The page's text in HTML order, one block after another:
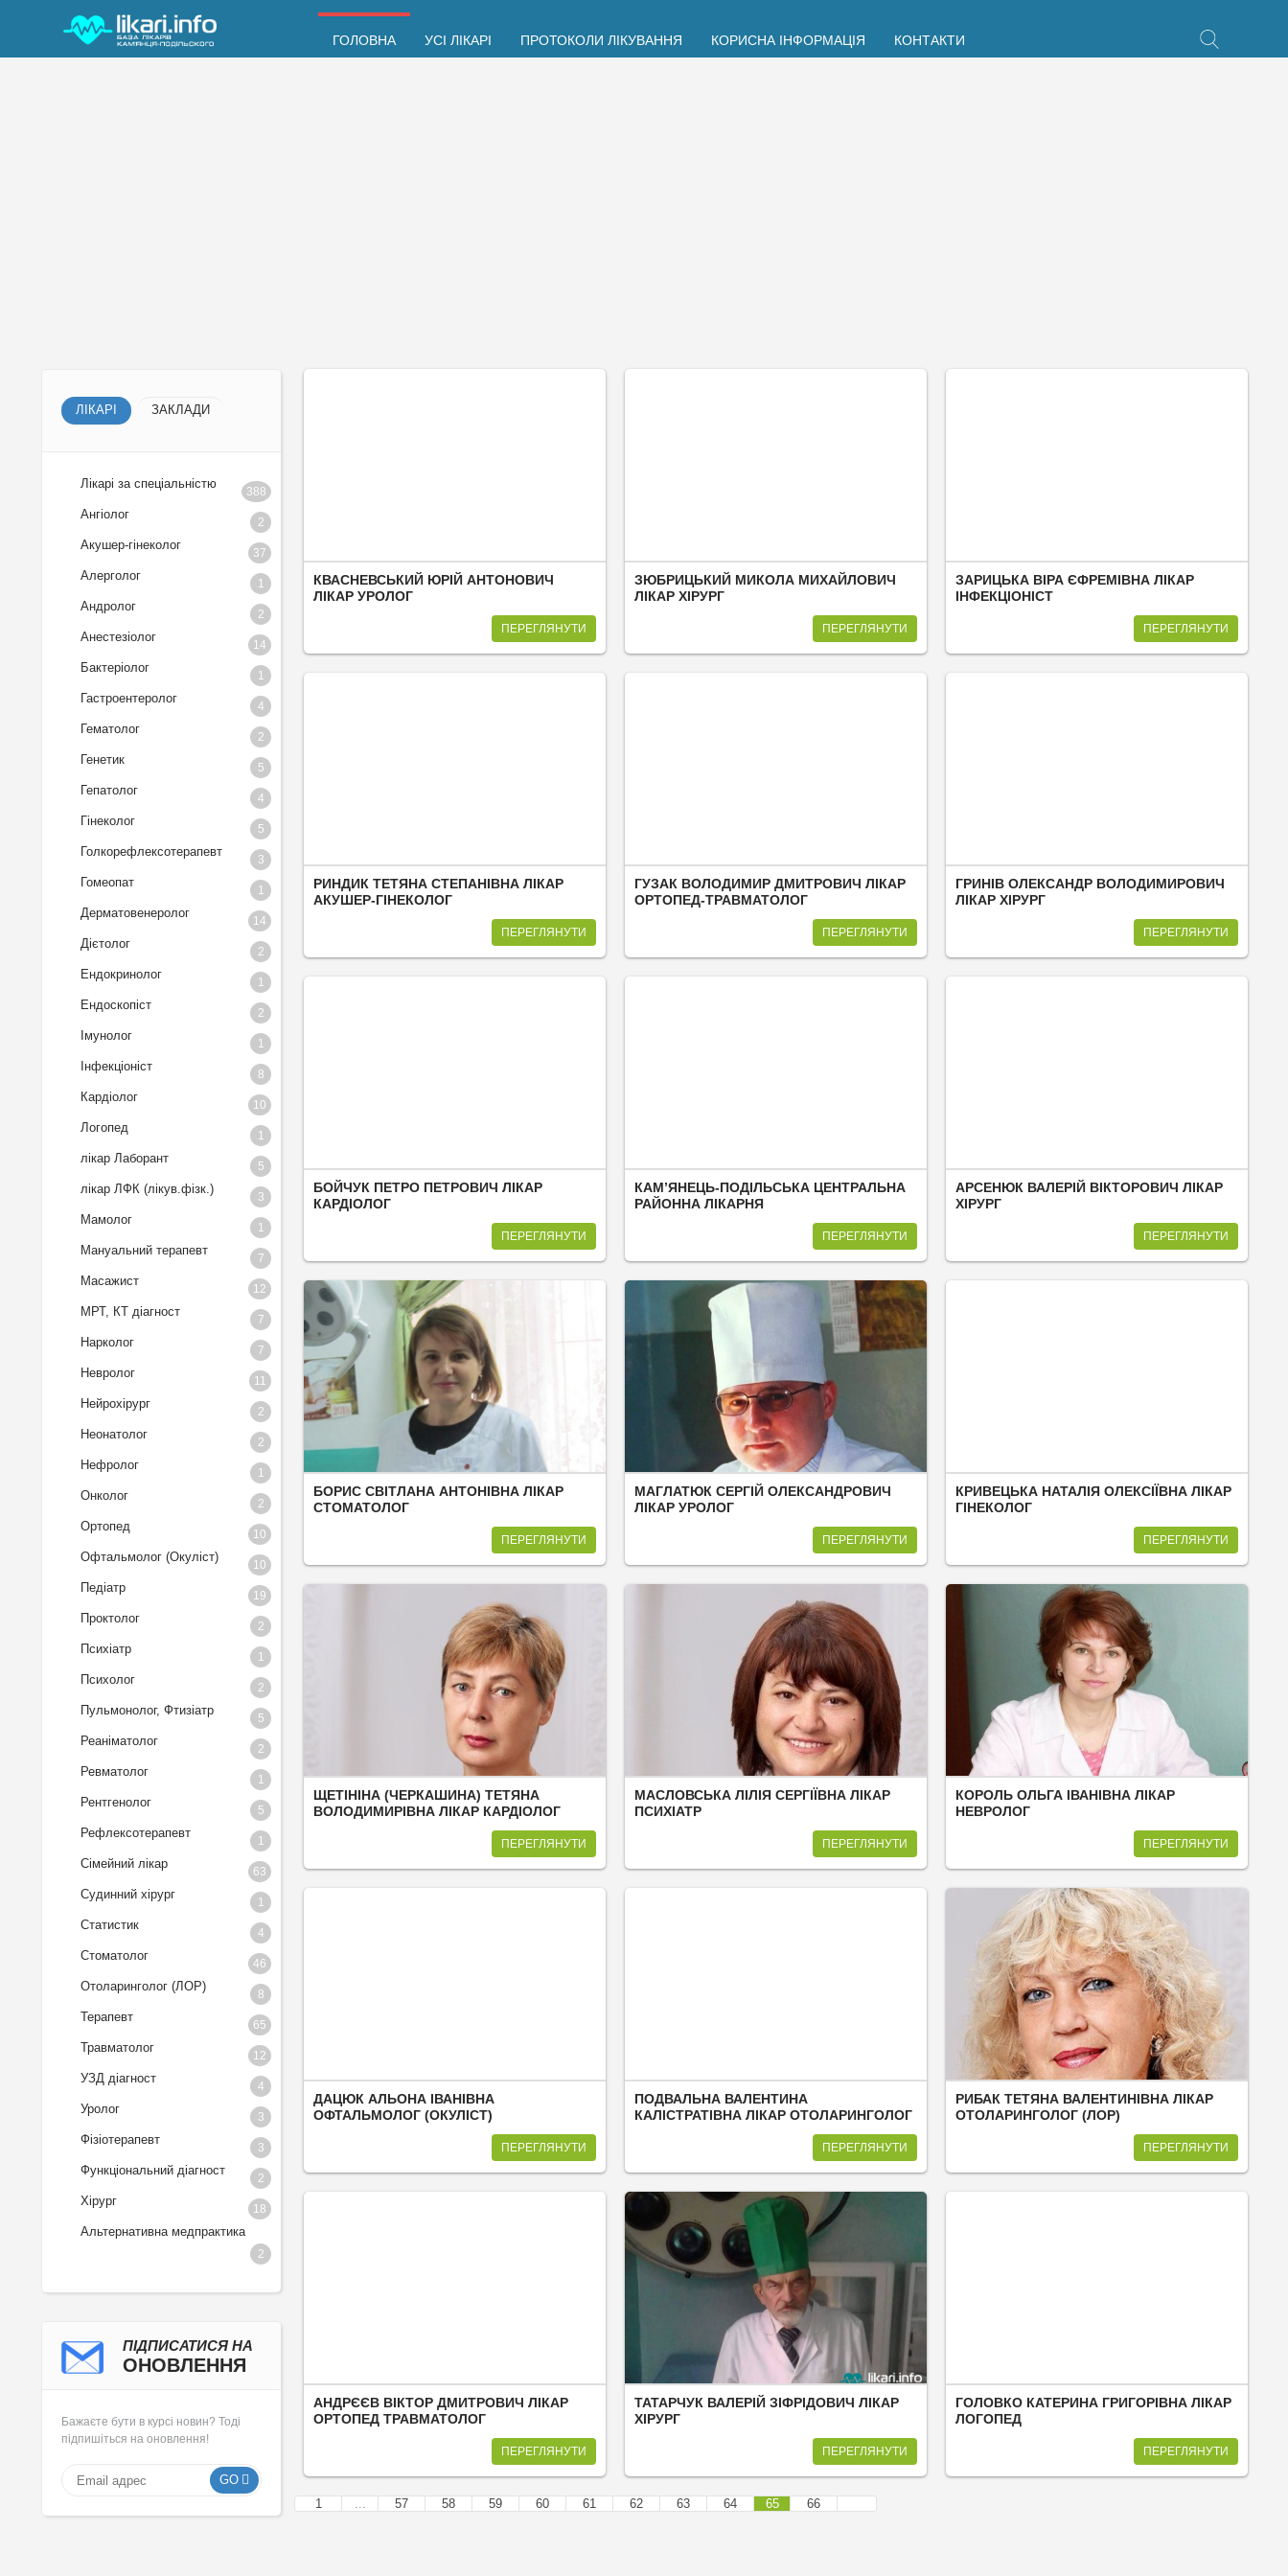
ГОЛОВНА УСІ ЛІКАРІ ПРОТОКОЛИ ЛІКУВАННЯ КОРИСНА ІНФОРМАЦІЯ КОНТАКТИ
ЛІКАРІ ЗАКЛАДИ
Лікарі за спеціальністю
388
Ангіолог
2
Акушер-гінеколог
37
Алерголог
1
Андролог
2
Анестезіолог
14
Бактеріолог
1
Гастроентеролог
4
Гематолог
2
Генетик
5
Гепатолог
4
Гінеколог
5
Голкорефлексотерапевт
3
Гомеопат
1
Дерматовенеролог
14
Дієтолог
2
Ендокринолог
1
Ендоскопіст
2
Імунолог
1
Інфекціоніст
8
Кардіолог
10
Логопед
1
лікар Лаборант
5
лікар ЛФК (лікув.фізк.)
3
Мамолог
1
Мануальний терапевт
7
Масажист
12
МРТ, КТ діагност
7
Нарколог
7
Невролог
11
Нейрохірург
2
Неонатолог
2
Нефролог
1
Онколог
2
Ортопед
10
Офтальмолог (Окуліст)
10
Педіатр
19
Проктолог
2
Психіатр
1
Психолог
2
Пульмонолог, Фтизіатр
5
Реаніматолог
2
Ревматолог
1
Рентгенолог
5
Рефлексотерапевт
1
Сімейний лікар
63
Судинний хірург
1
Статистик
4
Стоматолог
46
Отоларинголог (ЛОР)
8
Терапевт
65
Травматолог
12
УЗД діагност
4
Уролог
3
Фізіотерапевт
3
Функціональний діагност
2
Хірург
18
Альтернативна медпрактика
2
ПІДПИСАТИСЯ НА
ОНОВЛЕННЯ
Бажаєте бути в курсі новин? Тоді
підпишіться на оновлення!
GO
КВАСНЕВСЬКИЙ ЮРІЙ АНТОНОВИЧ
ЛІКАР УРОЛОГ
ПЕРЕГЛЯНУТИ
ЗЮБРИЦЬКИЙ МИКОЛА МИХАЙЛОВИЧ
ЛІКАР ХІРУРГ
ПЕРЕГЛЯНУТИ
ЗАРИЦЬКА ВІРА ЄФРЕМІВНА ЛІКАР
ІНФЕКЦІОНІСТ
ПЕРЕГЛЯНУТИ
РИНДИК ТЕТЯНА СТЕПАНІВНА ЛІКАР
АКУШЕР-ГІНЕКОЛОГ
ПЕРЕГЛЯНУТИ
ГУЗАК ВОЛОДИМИР ДМИТРОВИЧ ЛІКАР
ОРТОПЕД-ТРАВМАТОЛОГ
ПЕРЕГЛЯНУТИ
ГРИНІВ ОЛЕКСАНДР ВОЛОДИМИРОВИЧ
ЛІКАР ХІРУРГ
ПЕРЕГЛЯНУТИ
БОЙЧУК ПЕТРО ПЕТРОВИЧ ЛІКАР
КАРДІОЛОГ
ПЕРЕГЛЯНУТИ
КАМ’ЯНЕЦЬ-ПОДІЛЬСЬКА ЦЕНТРАЛЬНА
РАЙОННА ЛІКАРНЯ
ПЕРЕГЛЯНУТИ
АРСЕНЮК ВАЛЕРІЙ ВІКТОРОВИЧ ЛІКАР
ХІРУРГ
ПЕРЕГЛЯНУТИ
БОРИС СВІТЛАНА АНТОНІВНА ЛІКАР
СТОМАТОЛОГ
ПЕРЕГЛЯНУТИ
МАГЛАТЮК СЕРГІЙ ОЛЕКСАНДРОВИЧ
ЛІКАР УРОЛОГ
ПЕРЕГЛЯНУТИ
КРИВЕЦЬКА НАТАЛІЯ ОЛЕКСІЇВНА ЛІКАР
ГІНЕКОЛОГ
ПЕРЕГЛЯНУТИ
ЩЕТІНІНА (ЧЕРКАШИНА) ТЕТЯНА
ВОЛОДИМИРІВНА ЛІКАР КАРДІОЛОГ
ПЕРЕГЛЯНУТИ
МАСЛОВСЬКА ЛІЛІЯ СЕРГІЇВНА ЛІКАР
ПСИХІАТР
ПЕРЕГЛЯНУТИ
КОРОЛЬ ОЛЬГА ІВАНІВНА ЛІКАР
НЕВРОЛОГ
ПЕРЕГЛЯНУТИ
ДАЦЮК АЛЬОНА ІВАНІВНА
ОФТАЛЬМОЛОГ (ОКУЛІСТ)
ПЕРЕГЛЯНУТИ
ПОДВАЛЬНА ВАЛЕНТИНА
КАЛІСТРАТІВНА ЛІКАР ОТОЛАРИНГОЛОГ
ПЕРЕГЛЯНУТИ
РИБАК ТЕТЯНА ВАЛЕНТИНІВНА ЛІКАР
ОТОЛАРИНГОЛОГ (ЛОР)
ПЕРЕГЛЯНУТИ
АНДРЄЄВ ВІКТОР ДМИТРОВИЧ ЛІКАР
ОРТОПЕД ТРАВМАТОЛОГ
ПЕРЕГЛЯНУТИ
ТАТАРЧУК ВАЛЕРІЙ ЗІФРІДОВИЧ ЛІКАР
ХІРУРГ
ПЕРЕГЛЯНУТИ
ГОЛОВКО КАТЕРИНА ГРИГОРІВНА ЛІКАР
ЛОГОПЕД
ПЕРЕГЛЯНУТИ
1 ... 57 58 59 60 61 62 63 64 65 66